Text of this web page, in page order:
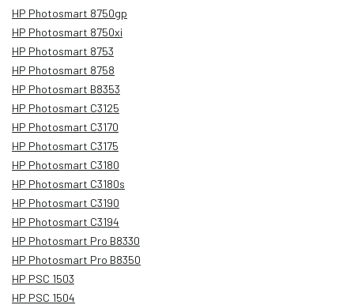
HP Photosmart 8750gp
HP Photosmart 8750xi
HP Photosmart 8753
HP Photosmart 8758
HP Photosmart B8353
HP Photosmart C3125
HP Photosmart C3170
HP Photosmart C3175
HP Photosmart C3180
HP Photosmart C3180s
HP Photosmart C3190
HP Photosmart C3194
HP Photosmart Pro B8330
HP Photosmart Pro B8350
HP PSC 1503
HP PSC 1504